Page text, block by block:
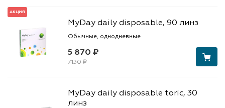
АКЦИЯ
5 870 ₽
7130 ₽
MyDay daily disposable, 90 линз
Обычные, однодневные
MyDay daily disposable toric, 30
линз